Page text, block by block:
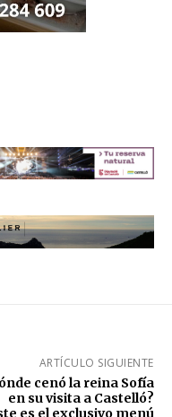
ARTÍCULO SIGUIENTE
cenó la reina Sofía
en su visita a Castelló?
es el exclusivo menú